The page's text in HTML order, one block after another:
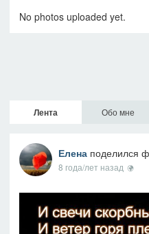
No photos uploaded yet.
Лента Обо мне
Еленаподелился
8 года/лет назад